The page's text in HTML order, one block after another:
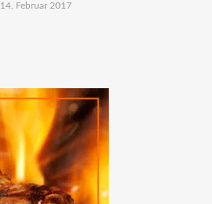
14. Februar 2017